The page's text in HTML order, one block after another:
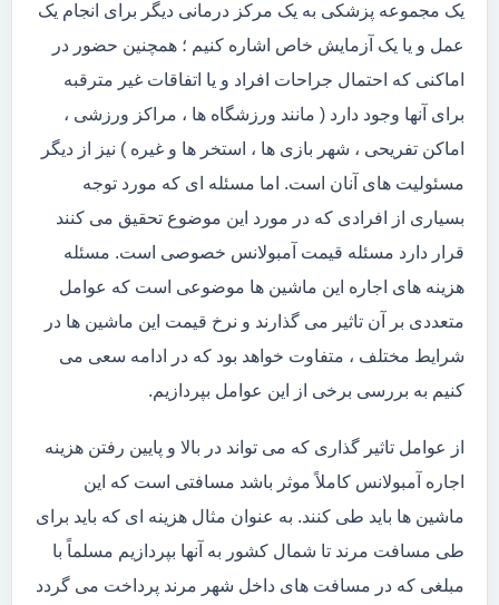
یک مجموعه پزشکی به یک مرکز درمانی دیگر برای انجام یک
عمل و یا یک آزمایش خاص اشاره کنیم ؛ همچنین حضور در
اماکنی که احتمال جراحات افراد و یا اتفاقات غیر مترقبه
برای آنها وجود دارد ( مانند ورزشگاه ها ، مراکز ورزشی ،
اماکن تفریحی ، شهر بازی ها ، استخر ها و غیره ) نیز از دیگر
مسئولیت های آنان است. اما مسئله ای که مورد توجه
بسیاری از افرادی که در مورد این موضوع تحقیق می کنند
قرار دارد مسئله قیمت آمبولانس خصوصی است. مسئله
هزینه های اجاره این ماشین ها موضوعی است که عوامل
متعددی بر آن تاثیر می گذارند و نرخ قیمت این ماشین ها در
شرایط مختلف ، متفاوت خواهد بود که در ادامه سعی می
کنیم به بررسی برخی از این عوامل بپردازیم.
از عوامل تاثیر گذاری که می تواند در بالا و پایین رفتن هزینه
اجاره آمبولانس کاملاً موثر باشد مسافتی است که این
ماشین ها باید طی کنند. به عنوان مثال هزینه ای که باید برای
طی مسافت مرند تا شمال کشور به آنها بپردازیم مسلماً با
مبلغی که در مسافت های داخل شهر مرند پرداخت می گردد